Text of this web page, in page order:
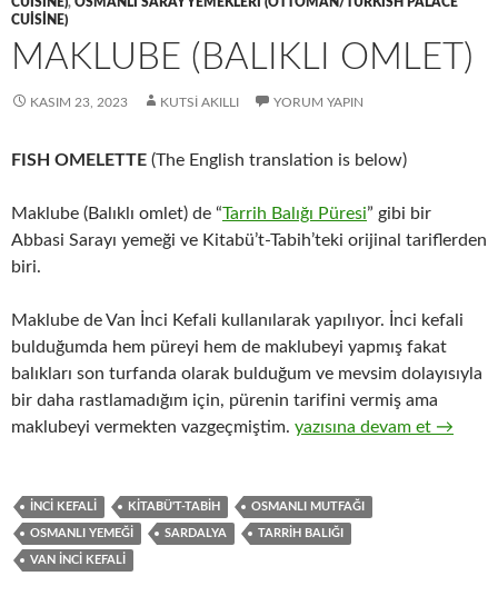
CUISINE)
MAKLUBE (BALIKLI OMLET)
KASIM 23, 2023 KUTSI AKILLI YORUM YAPIN
FISH OMELETTE (The English translation is below)
Maklube (Balıklı omlet) de “Tarrih Balığı Püresi” gibi bir
Abbasi Sarayı yemeği ve Kitabü’t-Tabih’teki orijinal tariflerden
biri.
Maklube de Van İnci Kefali kullanılarak yapılıyor. İnci kefali
bulduğumda hem püreyi hem de maklubeyi yapmış fakat
balıkları son turfanda olarak bulduğum ve mevsim dolayısıyla
bir daha rastlamadığım için, pürenin tarifini vermiş ama
maklubeyi vermekten vazgeçmiştim. MAKLUBE (BALIKLI
yazısına devam et →
İNCI KEFALI KITABÜ'T-TABIH OSMANLI MUTFAĞI
OSMANLI YEMEĞI SARDALYA TARRIH BALIĞI
VAN INCI KEFALI